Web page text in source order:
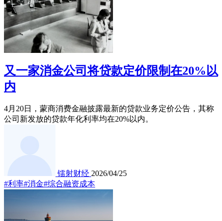
又一家消金公司将贷款定价限制在20%以
内
4月20日，蒙商消费金融披露最新的贷款业务定价公告，其称
公司新发放的贷款年化利率均在20%以内。
镭射财经 2026/04/25
#利率#消金#综合融资成本